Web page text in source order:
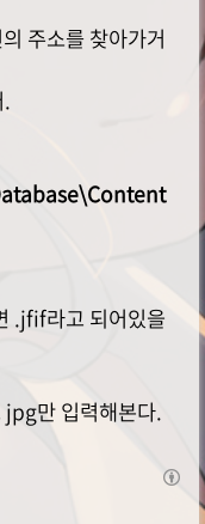
주소를 찾아가거
.
.jfif라고 되어있을
jpg만 입력해본다.